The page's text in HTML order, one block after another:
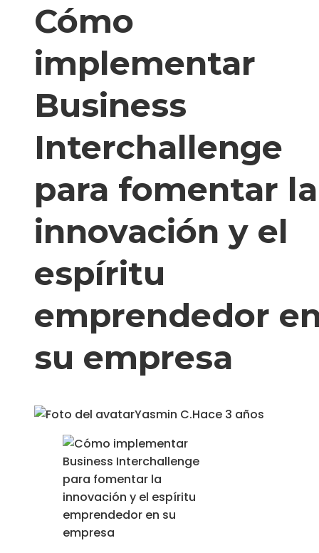
Cómo
implementar
Business
Interchallenge
para fomentar la
innovación y el
espíritu
emprendedor
su empresa
Yasmin C.Hace 3 años